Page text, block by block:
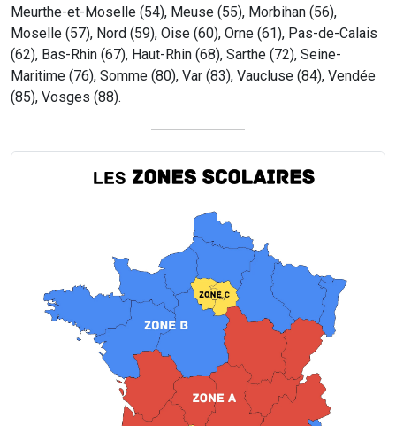
Meurthe-et-Moselle (54), Meuse (55), Morbihan (56),
Moselle (57), Nord (59), Oise (60), Orne (61), Pas-de-Calais
(62), Bas-Rhin (67), Haut-Rhin (68), Sarthe (72), Seine-
Maritime (76), Somme (80), Var (83), Vaucluse (84), Vendée
(85), Vosges (88).